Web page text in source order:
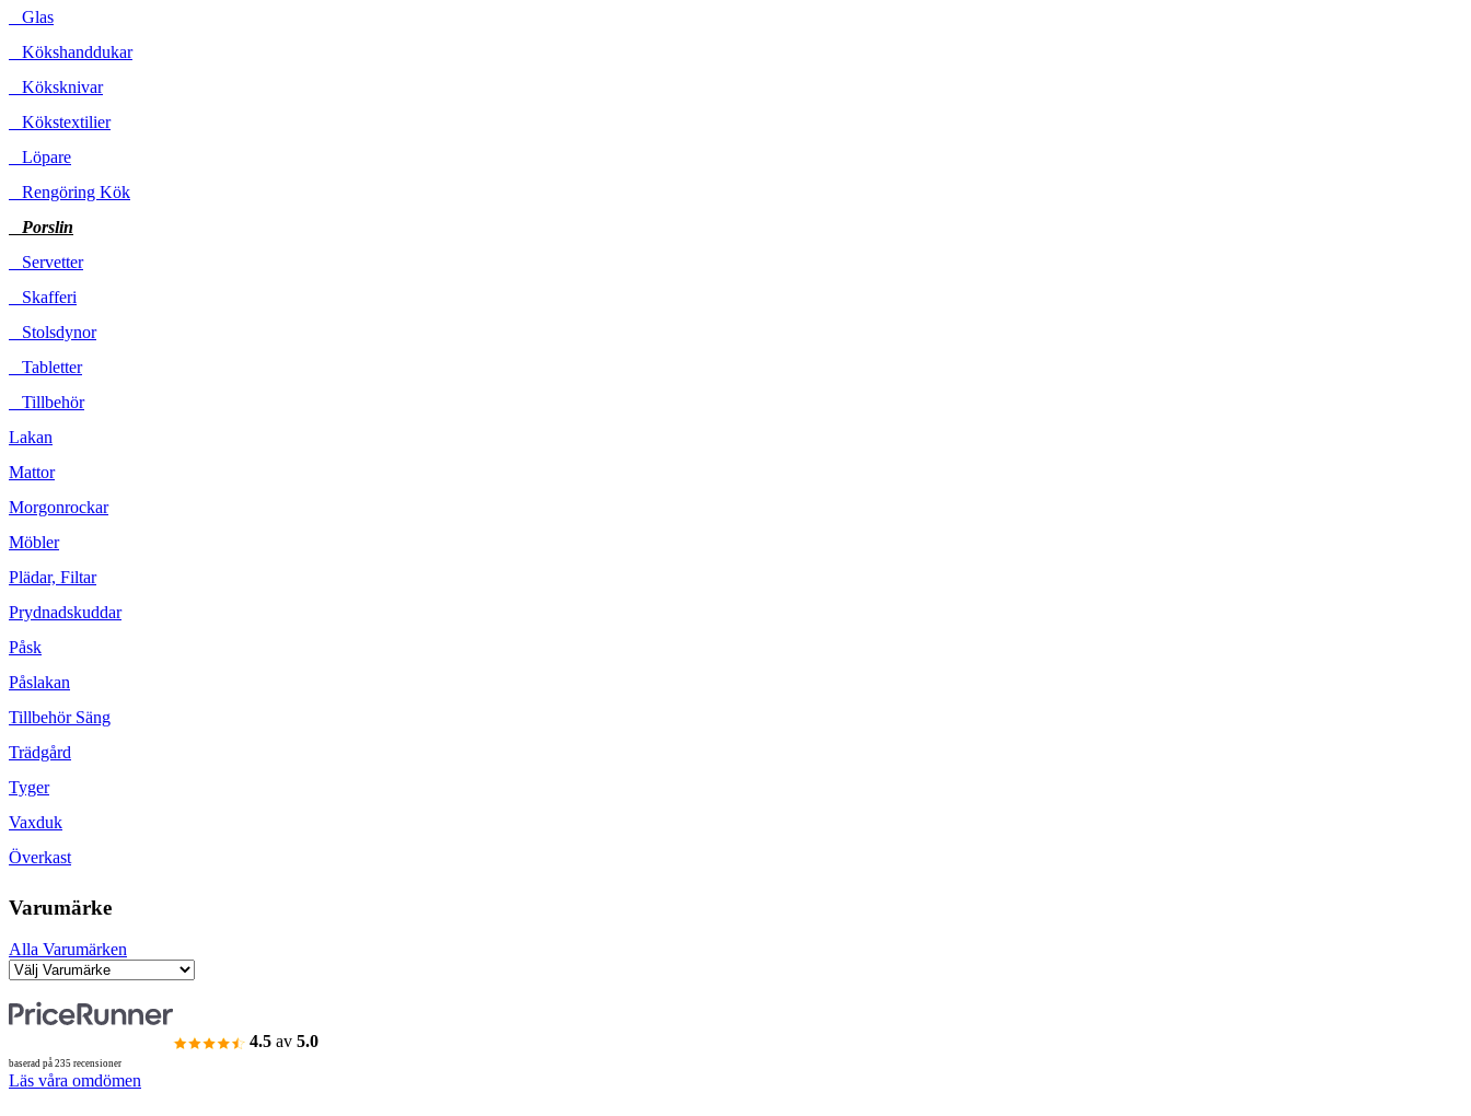
Glas
Kökshanddukar
Köksknivar
Kökstextilier
Löpare
Rengöring Kök
Porslin
Servetter
Skafferi
Stolsdynor
Tabletter
Tillbehör
Lakan
Mattor
Morgonrockar
Möbler
Plädar, Filtar
Prydnadskuddar
Påsk
Påslakan
Tillbehör Säng
Trädgård
Tyger
Vaxduk
Överkast
Varumärke
Alla Varumärken
4.5 av 5.0
baserad på 235 recensioner
Läs våra omdömen